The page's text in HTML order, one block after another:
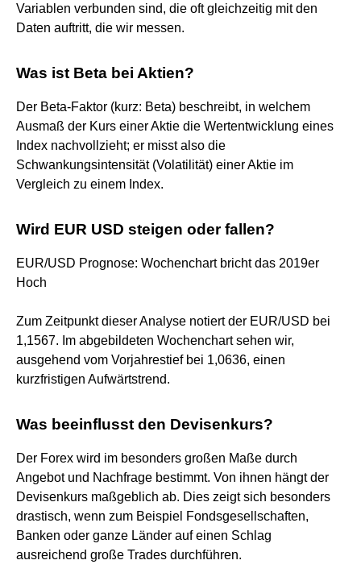
Variablen verbunden sind, die oft gleichzeitig mit den
Daten auftritt, die wir messen.
Was ist Beta bei Aktien?
Der Beta-Faktor (kurz: Beta) beschreibt, in welchem
Ausmaß der Kurs einer Aktie die Wertentwicklung eines
Index nachvollzieht; er misst also die
Schwankungsintensität (Volatilität) einer Aktie im
Vergleich zu einem Index.
Wird EUR USD steigen oder fallen?
EUR/USD Prognose: Wochenchart bricht das 2019er
Hoch
Zum Zeitpunkt dieser Analyse notiert der EUR/USD bei
1,1567. Im abgebildeten Wochenchart sehen wir,
ausgehend vom Vorjahrestief bei 1,0636, einen
kurzfristigen Aufwärtstrend.
Was beeinflusst den Devisenkurs?
Der Forex wird im besonders großen Maße durch
Angebot und Nachfrage bestimmt. Von ihnen hängt der
Devisenkurs maßgeblich ab. Dies zeigt sich besonders
drastisch, wenn zum Beispiel Fondsgesellschaften,
Banken oder ganze Länder auf einen Schlag
ausreichend große Trades durchführen.